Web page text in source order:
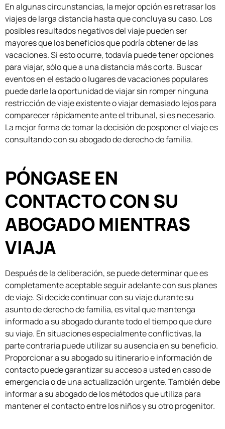
En algunas circunstancias, la mejor opción es retrasar los
viajes de larga distancia hasta que concluya su caso. Los
posibles resultados negativos del viaje pueden ser
mayores que los beneficios que podría obtener de las
vacaciones. Si esto ocurre, todavía puede tener opciones
para viajar, sólo que a una distancia más corta. Buscar
eventos en el estado o lugares de vacaciones populares
puede darle la oportunidad de viajar sin romper ninguna
restricción de viaje existente o viajar demasiado lejos para
comparecer rápidamente ante el tribunal, si es necesario.
La mejor forma de tomar la decisión de posponer el viaje es
consultando con su abogado de derecho de familia.
PÓNGASE EN
CONTACTO CON SU
ABOGADO MIENTRAS
VIAJA
Después de la deliberación, se puede determinar que es
completamente aceptable seguir adelante con sus planes
de viaje. Si decide continuar con su viaje durante su
asunto de derecho de familia, es vital que mantenga
informado a su abogado durante todo el tiempo que dure
su viaje. En situaciones especialmente conflictivas, la
parte contraria puede utilizar su ausencia en su beneficio.
Proporcionar a su abogado su itinerario e información de
contacto puede garantizar su acceso a usted en caso de
emergencia o de una actualización urgente. También debe
informar a su abogado de los métodos que utiliza para
mantener el contacto entre los niños y su otro progenitor.